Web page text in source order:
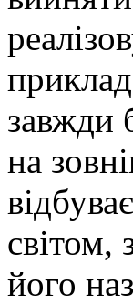
завжди
на
світом,
його